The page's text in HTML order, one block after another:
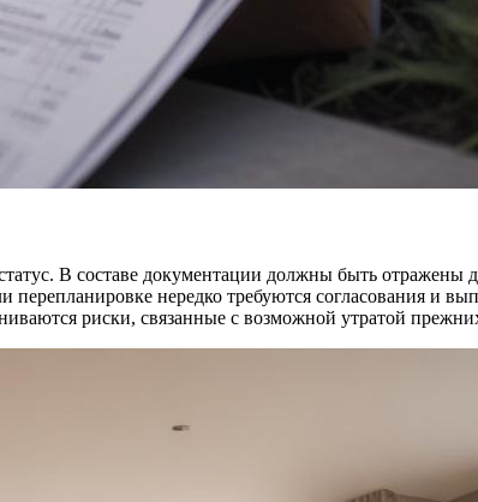
В составе документации должны быть
нередко требуются согласования и
риски, связанные с возможной утратой